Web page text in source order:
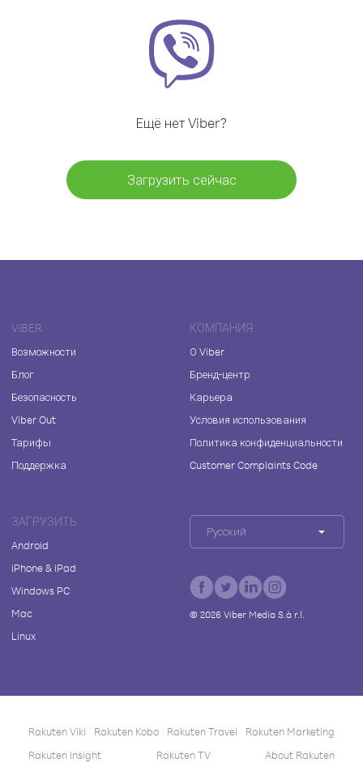
Ещё нет Viber?
Загрузить сейчас
VIBER
Возможности
Блог
Безопасность
Viber Out
Тарифы
Поддержка
КОМПАНИЯ
О Viber
Бренд-центр
Карьера
Условия использования
Политика конфиденциальности
Customer Complaints Code
ЗАГРУЗИТЬ
Android
iPhone & iPad
Windows PC
Mac
Linux
Русский
© 2026Viber Media S.à r.l.
Rakuten Viki Rakuten Kobo Rakuten Travel
Rakuten Marketing
Rakuten Insight
Rakuten TV About Rakuten